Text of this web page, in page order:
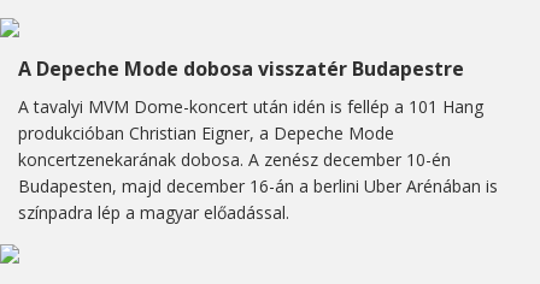
A Depeche Mode dobosa visszatér Budapestre
A tavalyi MVM Dome-koncert után idén is fellép a 101 Hang
produkcióban Christian Eigner, a Depeche Mode
koncertzenekarának dobosa. A zenész december 10-én
Budapesten, majd december 16-án a berlini Uber Arénában is
színpadra lép a magyar előadással.